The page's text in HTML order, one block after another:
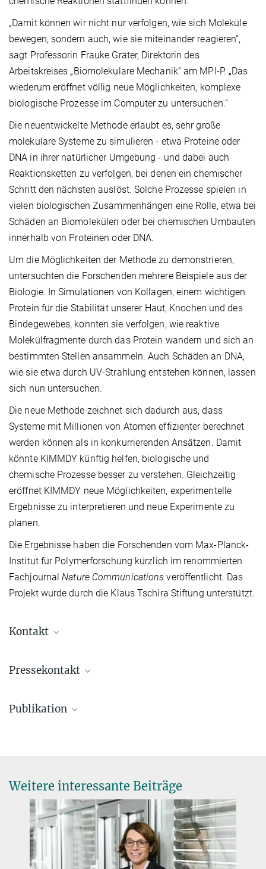
„Damit können wir nicht nur verfolgen, wie sich Moleküle
bewegen, sondern auch, wie sie miteinander reagieren“,
sagt Professorin Frauke Gräter, Direktorin des
Arbeitskreises „Biomolekulare Mechanik“ am MPI-P. „Das
wiederum eröffnet völlig neue Möglichkeiten, komplexe
biologische Prozesse im Computer zu untersuchen.“
Die neuentwickelte Methode erlaubt es, sehr große
molekulare Systeme zu simulieren - etwa Proteine oder
DNA in ihrer natürlicher Umgebung - und dabei auch
Reaktionsketten zu verfolgen, bei denen ein chemischer
Schritt den nächsten auslöst. Solche Prozesse spielen in
vielen biologischen Zusammenhängen eine Rolle, etwa bei
Schäden an Biomolekülen oder bei chemischen Umbauten
innerhalb von Proteinen oder DNA.
Um die Möglichkeiten der Methode zu demonstrieren,
untersuchten die Forschenden mehrere Beispiele aus der
Biologie. In Simulationen von Kollagen, einem wichtigen
Protein für die Stabilität unserer Haut, Knochen und des
Bindegewebes, konnten sie verfolgen, wie reaktive
Molekülfragmente durch das Protein wandern und sich an
bestimmten Stellen ansammeln. Auch Schäden an DNA,
wie sie etwa durch UV-Strahlung entstehen können, lassen
sich nun untersuchen.
Die neue Methode zeichnet sich dadurch aus, dass
Systeme mit Millionen von Atomen effizienter berechnet
werden können als in konkurrierenden Ansätzen. Damit
könnte KIMMDY künftig helfen, biologische und
chemische Prozesse besser zu verstehen. Gleichzeitig
eröffnet KIMMDY neue Möglichkeiten, experimentelle
Ergebnisse zu interpretieren und neue Experimente zu
planen.
Die Ergebnisse haben die Forschenden vom Max-Planck-
Institut für Polymerforschung kürzlich im renommierten
FachjournalNature Communications veröffentlicht. Das
Projekt wurde durch die Klaus Tschira Stiftung unterstützt.
Kontakt
Direktorin
Pressekontakt
Leitung Kommunikation
Publikation
Source
DOI
Weitere interessante Beiträge